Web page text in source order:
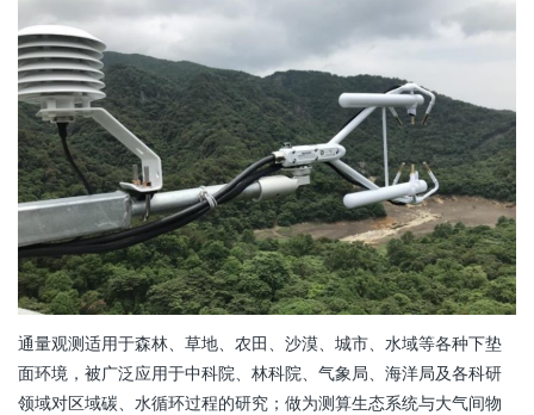
通量观测适用于森林、草地、农田、沙漠、城市、水域等各种下垫
面环境，被广泛应用于中科院、林科院、气象局、海洋局及各科研
领域对区域碳、水循环过程的研究；做为测算生态系统与大气间物